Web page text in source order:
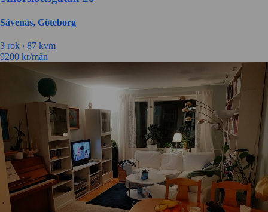
Sävenäs, Göteborg
3 rok ∙ 87 kvm
9200 kr/mån